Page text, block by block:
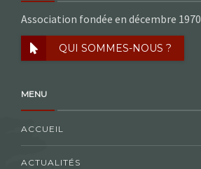
Association fondée en décembre 1970
QUI SOMMES-NOUS ?
MENU
ACCUEIL
ACTUALITÉS